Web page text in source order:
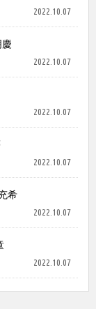
2022.10.07
慶
2022.10.07
2022.10.07
2022.10.07
希
2022.10.07
2022.10.07